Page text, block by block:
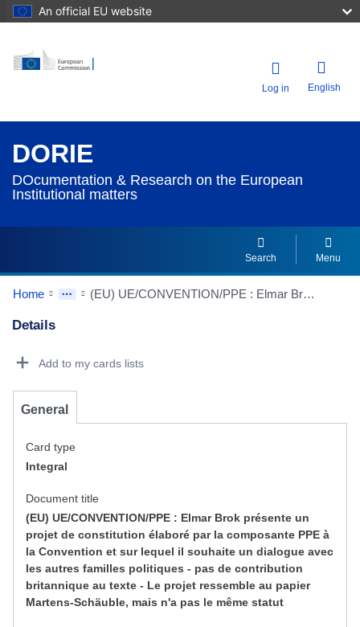
An official EU website
Log in English
DORIE
DOcumentation & Research on the European
Institutional matters
Search Menu
Home (EU) UE/CONVENTION/PPE : Elmar Brok présente un projet de constitution élaboré par la composante PPE à la Convention et sur lequel il souhaite un dialogue avec les autres familles politiques - pas de contribution britannique au texte - Le projet ressemble au papier Martens-Schäuble, mais n'a pas le même statut
Details
Add to my cards lists
General
Card type
Integral
Document title
(EU) UE/CONVENTION/PPE : Elmar Brok présente un
projet de constitution élaboré par la composante PPE à
la Convention et sur lequel il souhaite un dialogue avec
les autres familles politiques - pas de contribution
britannique au texte - Le projet ressemble au papier
Martens-Schäuble, mais n'a pas le même statut